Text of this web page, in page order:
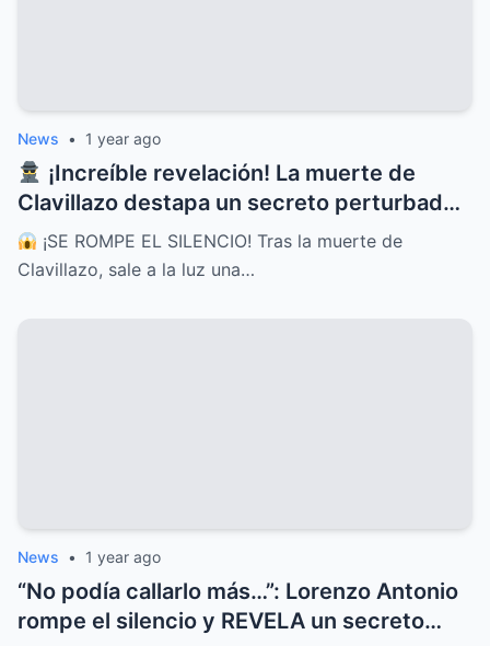
News • 1 year ago
¡Increíble revelación! La muerte de
Clavillazo destapa un secreto perturbador
que fue escondido por años
¡SE ROMPE EL SILENCIO! Tras la muerte de
Clavillazo, sale a la luz una…
News • 1 year ago
“No podía callarlo más…”: Lorenzo Antonio
rompe el silencio y REVELA un secreto